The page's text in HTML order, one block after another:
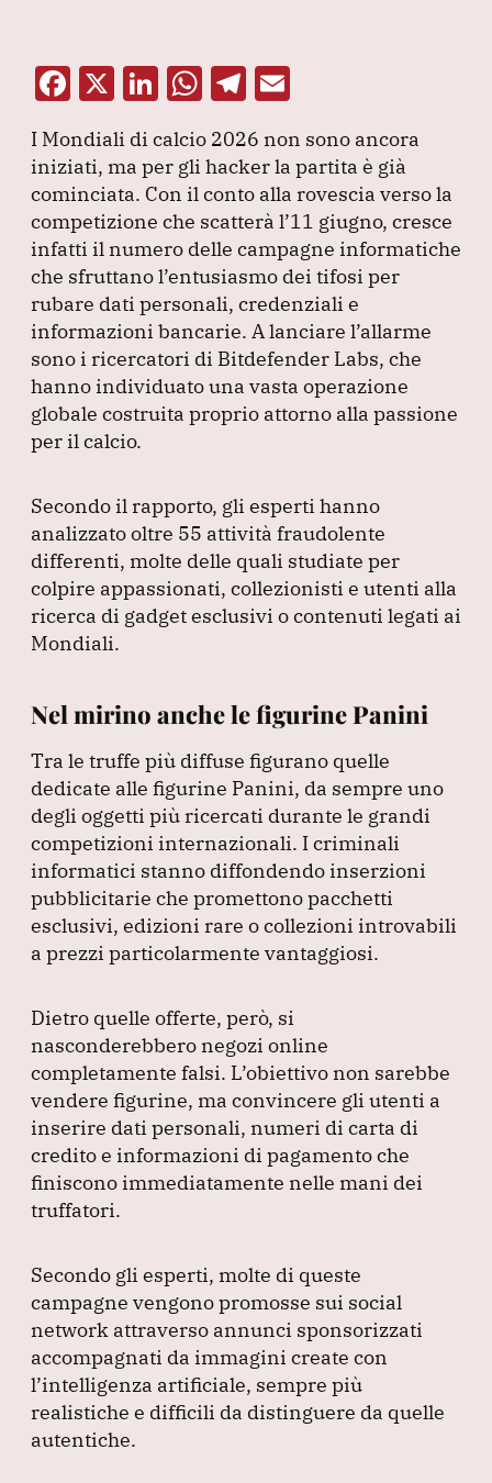
F
c
e
b
o
o
k
X Li
k
e
dI
n
W
at
s
A
p
p
T
e
gr
a
m
ai
l
I Mondiali di calcio 2026 non sono ancora
iniziati, ma per gli hacker la partita è già
cominciata. Con il conto alla rovescia verso la
competizione che scatterà l’11 giugno, cresce
infatti il numero delle campagne informatiche
che sfruttano l’entusiasmo dei tifosi per
rubare dati personali, credenziali e
informazioni bancarie. A lanciare l’allarme
sono i ricercatori di Bitdefender Labs, che
hanno individuato una vasta operazione
globale costruita proprio attorno alla passione
per il calcio.
Secondo il rapporto, gli esperti hanno
analizzato oltre 55 attività fraudolente
differenti, molte delle quali studiate per
colpire appassionati, collezionisti e utenti alla
ricerca di gadget esclusivi o contenuti legati ai
Mondiali.
Nel mirino anche le figurine Panini
Tra le truffe più diffuse figurano quelle
dedicate alle figurine Panini, da sempre uno
degli oggetti più ricercati durante le grandi
competizioni internazionali. I criminali
informatici stanno diffondendo inserzioni
pubblicitarie che promettono pacchetti
esclusivi, edizioni rare o collezioni introvabili
a prezzi particolarmente vantaggiosi.
Dietro quelle offerte, però, si
nasconderebbero negozi online
completamente falsi. L’obiettivo non sarebbe
vendere figurine, ma convincere gli utenti a
inserire dati personali, numeri di carta di
credito e informazioni di pagamento che
finiscono immediatamente nelle mani dei
truffatori.
Secondo gli esperti, molte di queste
campagne vengono promosse sui social
network attraverso annunci sponsorizzati
accompagnati da immagini create con
l’intelligenza artificiale, sempre più
realistiche e difficili da distinguere da quelle
autentiche.